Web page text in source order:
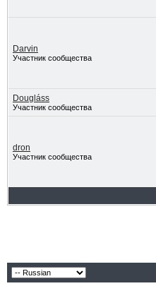
Darvin
Участник сообщества
Dougláss
Участник сообщества
dron
Участник сообщества